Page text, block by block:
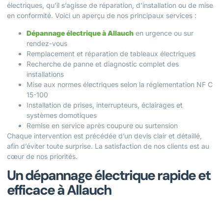
électriques, qu’il s’agisse de réparation, d’installation ou de mise
en conformité. Voici un aperçu de nos principaux services :
Dépannage électrique à Allauch en urgence ou sur
rendez-vous
Remplacement et réparation de tableaux électriques
Recherche de panne et diagnostic complet des
installations
Mise aux normes électriques selon la réglementation NF C
15-100
Installation de prises, interrupteurs, éclairages et
systèmes domotiques
Remise en service après coupure ou surtension
Chaque intervention est précédée d’un devis clair et détaillé,
afin d’éviter toute surprise. La satisfaction de nos clients est au
cœur de nos priorités.
Un dépannage électrique rapide et
efficace à Allauch